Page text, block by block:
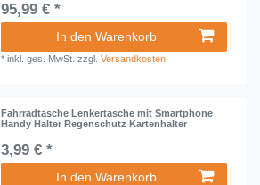
95,99 € *
In den Warenkorb
*inkl. ges. MwSt. zzgl.Versandkosten
Fahrradtasche Lenkertasche mit Smartphone
Handy Halter Regenschutz Kartenhalter
3,99 € *
In den Warenkorb